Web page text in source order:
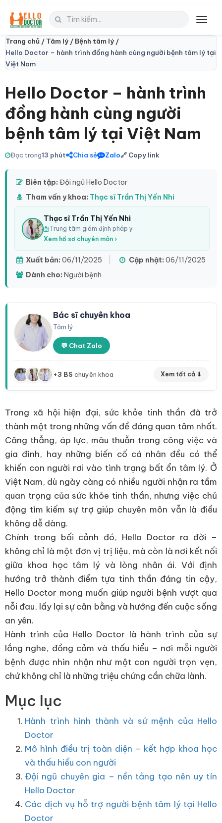
Trang chủ / Tâm lý / Bệnh tâm lý /
Hello Doctor – hành trình đồng hành cùng người bệnh tâm lý tại
Việt Nam
Hello Doctor – hành trình
đồng hành cùng người
bệnh tâm lý tại Việt Nam
Đọc trong13 phút Chia sẻ Zalo🔗 Copy link
Biên tập: Đội ngũ Hello Doctor
Tham vấn y khoa: Thạc sĩ Trần Thị Yến Nhi
Thạc sĩ Trần Thị Yến Nhi
Trung tâm giám định pháp y
Xem hồ sơ chuyên môn ›
Xuất bản: 06/11/2025 Cập nhật: 06/11/2025
Dành cho: Người bệnh
Bác sĩ chuyên khoa
Tâm lý
💬 Chat Zalo
+3 BS chuyên khoa Xem tất cả ⬇
Trong xã hội hiện đại, sức khỏe tinh thần đã trở
thành một trong những vấn đề đáng quan tâm nhất.
Căng thẳng, áp lực, mâu thuẫn trong công việc và
gia đình, hay những biến cố cá nhân đều có thể
khiến con người rơi vào tình trạng bất ổn tâm lý. Ở
Việt Nam, dù ngày càng có nhiều người nhận ra tầm
quan trọng của sức khỏe tinh thần, nhưng việc chủ
động tìm kiếm sự trợ giúp chuyên môn vẫn là điều
không dễ dàng.
Chính trong bối cảnh đó, Hello Doctor ra đời –
không chỉ là một đơn vị trị liệu, mà còn là nơi kết nối
giữa khoa học tâm lý và lòng nhân ái. Với định
hướng trở thành điểm tựa tinh thần đáng tin cậy,
Hello Doctor mong muốn giúp người bệnh vượt qua
nỗi đau, lấy lại sự cân bằng và hướng đến cuộc sống
an yên.
Hành trình của Hello Doctor là hành trình của sự
lắng nghe, đồng cảm và thấu hiểu – nơi mỗi người
bệnh được nhìn nhận như một con người trọn vẹn,
chứ không chỉ là những triệu chứng cần chữa lành.
Mục lục
Hành trình hình thành và sứ mệnh của Hello
Doctor
Mô hình điều trị toàn diện – kết hợp khoa học
và thấu hiểu con người
Đội ngũ chuyên gia – nền tảng tạo nên uy tín
Hello Doctor
Các dịch vụ hỗ trợ người bệnh tâm lý tại Hello
Doctor